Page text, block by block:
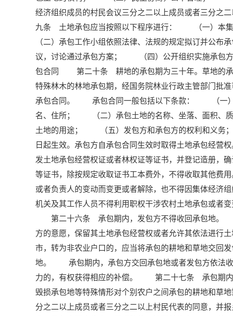
经济组织成员的村民会议三分之二以上成员或者三
九条 土地承包应当按照以下程序进行： （一）本
（二）承包工作小组依照法律、法规的规定拟订并公
议，讨论通过承包方案； （四）公开组织实施承
包合同 第二十条 耕地的承包期为三十年。草地的承
特殊林木的林地承包期，经国务院林业行政主管部门
承包合同。 承包合同一般包括以下条款： （一）
名、住所； （二）承包土地的名称、坐落、面积
土地的用途； （五）发包方和承包方的权利和
日起生效。承包方自承包合同生效时取得土地承包经
发土地承包经营权证或者林权证等证书，并登记造册
等证书，除按规定收取证书工本费外，不得收取其他
或者负责人的变动而变更或者解除，也不得因集体经
机关及其工作人员不得利用职权干涉农村土地承包或
第二十六条 承包期内，发包方不得收回承包地。
方的意愿，保留其土地承包经营权或者允许其依法进
市，转为非农业户口的，应当将承包的耕地和草地交回
地。 承包期内，承包方交回承包地或者发包方依法收
力的，有权获得相应的补偿。 第二十七条 承包期
毁损承包地等特殊情形对个别农户之间承包的耕地和草
分之二以上成员或者三分之二以上村民代表的同意，并